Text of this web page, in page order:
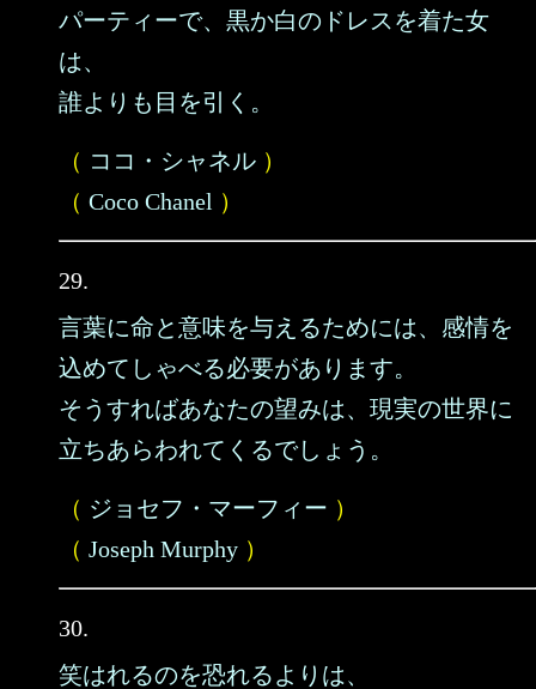
パーティーで、黒か白のドレスを着た女
は、
誰よりも目を引く。
（ ココ・シャネル ）
（ Coco Chanel ）
29.
言葉に命と意味を与えるためには、感情を
込めてしゃべる必要があります。
そうすればあなたの望みは、現実の世界に
立ちあらわれてくるでしょう。
（ ジョセフ・マーフィー ）
（ Joseph Murphy ）
30.
笑はれるのを恐れるよりは、